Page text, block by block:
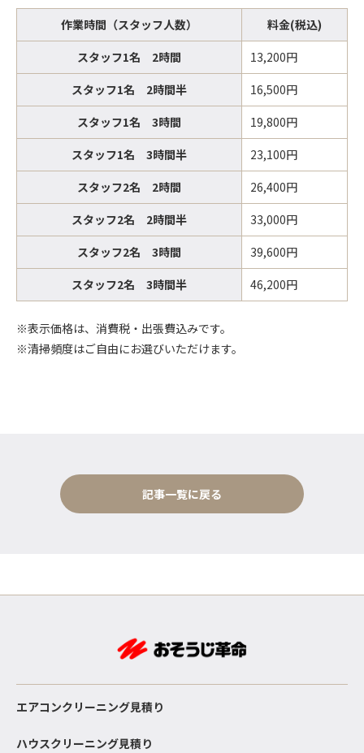
作業時間（スタッフ人数）
料金(税込)
スタッフ1名 2時間
13,200円
スタッフ1名 2時間半
16,500円
スタッフ1名 3時間
19,800円
スタッフ1名 3時間半
23,100円
スタッフ2名 2時間
26,400円
スタッフ2名 2時間半
33,000円
スタッフ2名 3時間
39,600円
スタッフ2名 3時間半
46,200円
※表示価格は、消費税・出張費込みです。
※清掃頻度はご自由にお選びいただけます。
記事一覧に戻る
エアコンクリーニング見積り
ハウスクリーニング見積り